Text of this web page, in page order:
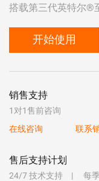
搭载第三代英特尔®
开始使用
销售支持
1对1售前咨询
在线咨询
联系
售后支持计划
24/7 技术支持 每